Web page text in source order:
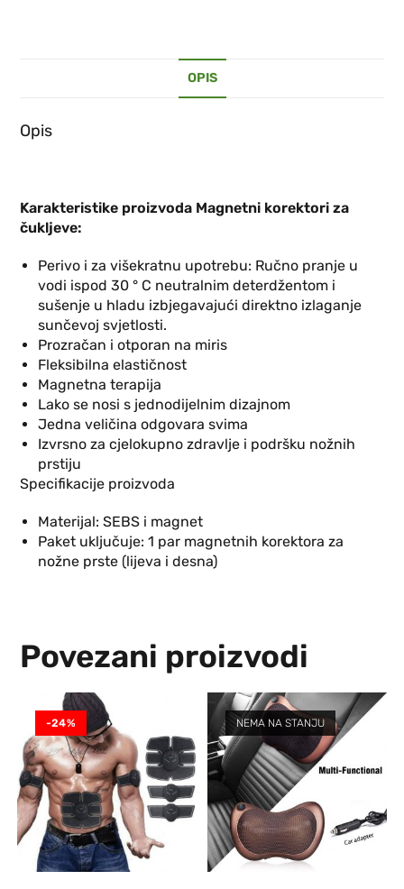
OPIS
Opis
Karakteristike proizvoda Magnetni korektori za
čukljeve:
Perivo i za višekratnu upotrebu: Ručno pranje u
vodi ispod 30 ° C neutralnim deterdžentom i
sušenje u hladu izbjegavajući direktno izlaganje
sunčevoj svjetlosti.
Prozračan i otporan na miris
Fleksibilna elastičnost
Magnetna terapija
Lako se nosi s jednodijelnim dizajnom
Jedna veličina odgovara svima
Izvrsno za cjelokupno zdravlje i podršku nožnih
prstiju
Specifikacije proizvoda
Materijal: SEBS i magnet
Paket uključuje: 1 par magnetnih korektora za
nožne prste (lijeva i desna)
Povezani proizvodi
-24% NEMA NA STANJU